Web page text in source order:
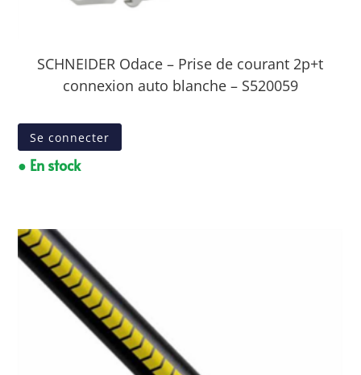
SCHNEIDER Odace – Prise de courant 2p+t
connexion auto blanche – S520059
Se connecter
● En stock